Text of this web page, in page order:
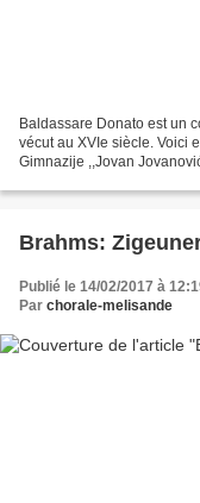
Baldassare Donato est un
vécut au XVIe siècle. Voici
Gimnazije ,,Jovan
Brahms:
Publié le 14/02/2017 à
Par chorale-melisande